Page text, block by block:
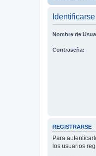
Identificarse
Nombre de
Contraseña:
REGISTRARSE
Para
los usuarios